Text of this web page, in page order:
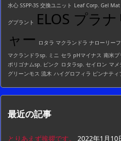
水心 SSPP-3S 交換ユニット Leaf Corp. Gel Mat
グプラント
ELOS プラ
ャー
ロタラ マクランドラ ナローリー
マクランドラsp. ミニ セラ pHマイナス 南米プ
ポリゴナムsp. ピンク ロタラsp. セイロン マ
グリーンモス 流木 ハイグロフィラ ピンナティ
最近の記事
とりあえず挨拶です。
2022年1月10